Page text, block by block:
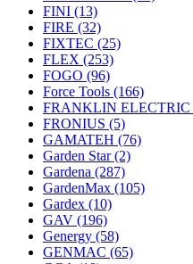
FINI (13)
FIRE (32)
FIXTEC (25)
FLEX (253)
FOGO (96)
Force Tools (166)
FRANKLIN ELECTRIC
FRONIUS (5)
GAMATEH (76)
Garden Star(2)
Gardena (287)
GardenMax (105)
Gardex (10)
GAV (196)
Genergy (58)
GENMAC (65)